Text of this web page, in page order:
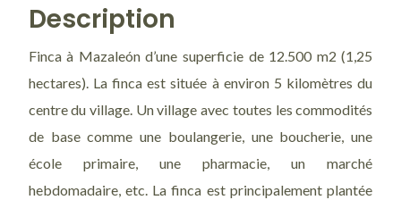
Salvime
Description
Finca à Mazaleón d’une superficie de 12.500 m2 (1,25
hectares). La finca est située à environ 5 kilomètres du
centre du village. Un village avec toutes les commodités
de base comme une boulangerie, une boucherie, une
école primaire, une pharmacie, un marché
hebdomadaire, etc. La finca est principalement plantée